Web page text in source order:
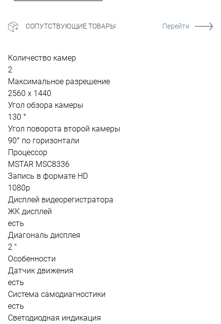
СОПУТСТВУЮЩИЕ ТОВАРЫ Перейти
Количество камер
2
Максимальное разрешение
2560 х 1440
Угол обзора камеры
130 °
Угол поворота второй камеры
90° по горизонтали
Процессор
MSTAR MSC8336
Запись в формате HD
1080p
Дисплей видеорегистратора
ЖК дисплей
есть
Диагональ дисплея
2 "
Особенности
Датчик движения
есть
Система самодиагностики
есть
Светодиодная индикация